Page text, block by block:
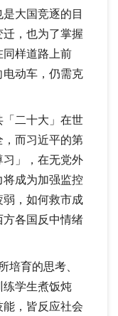
大国竞逐的目
，也为了掌握
同样道路上前
动车，仍需克
二十大」在世
，而习近平的第
习」，在无党外
将成为加强监控
弱，如何救市成
方各国反中情绪
培育的思考、
练学生煮饭炖
，皆反应社会